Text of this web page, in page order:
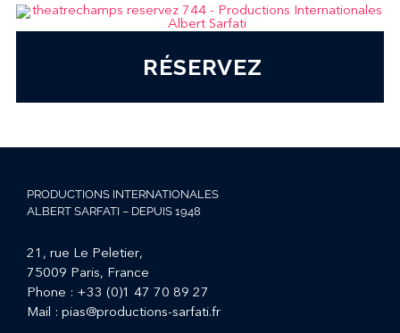
RÉSERVEZ
PRODUCTIONS INTERNATIONALES
ALBERT SARFATI – DEPUIS 1948
21, rue Le Peletier,
75009 Paris, France
Phone : +33 (0)1 47 70 89 27
Mail : pias@productions-sarfati.fr